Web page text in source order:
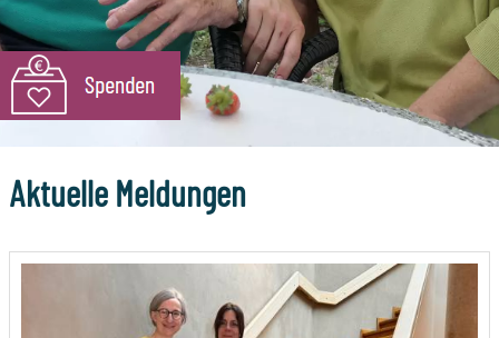
Aktuelle Meldungen